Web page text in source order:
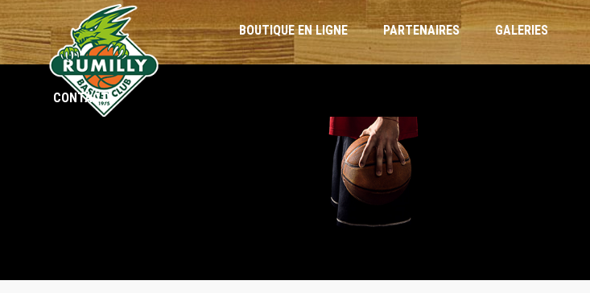
LOISIRS
ARBITRES ET OTM
RÈGLEMENT INTÉRIEUR
CHARTE DE L’ENTRAÎNEUR
CHARTE PARENTS
BOUTIQUE EN LIGNE PARTENAIRES GALERIES
CONTACT